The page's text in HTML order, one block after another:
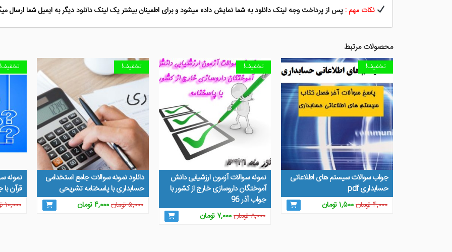
نکات مهم : پس از پرداخت وجه لینک دانلود به شما نمایش داده میشود و برای اطمینان بیشتر یک لینک دانلود دیگر به ایمیل شما ارسال
محصولات مرتبط
تخفیف!
جواب سوالات سیستم های اطلاعاتی
حسابداری pdf
۴,۰۰۰تومانقیمت
۱,۵۰۰تومان
تخفیف!
نمونه سوالات آزمون ارزشیابی دانش
آموختگان داروسازی خارج از کشور با
جواب آذر 96
۸,۰۰۰تومانقیمت
۷,۰۰۰ تومانقیمت
تخفیف!
دانلود نمونه سوالات جامع استخدامی
حسابداری با پاسخنامه تشریحی
۵,۰۰۰تومانقیمت
۴,۰۰۰تومانقیمت
تخفیف!
نمونه
قرآن
۱۰,۰۰۰